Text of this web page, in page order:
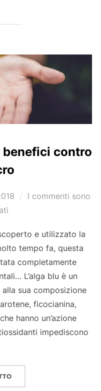
benefici contro
I commenti sono
e utilizzato la
tempo fa, questa
completamente
L’alga blu è un
sua composizione
ficocianina,
hanno un’azione
impediscono
“LA SPIRULINA E I SUOI